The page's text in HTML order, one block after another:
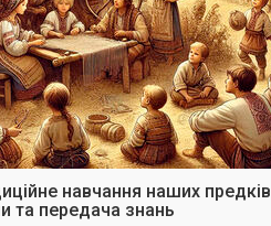
навчання наших
та передача знань